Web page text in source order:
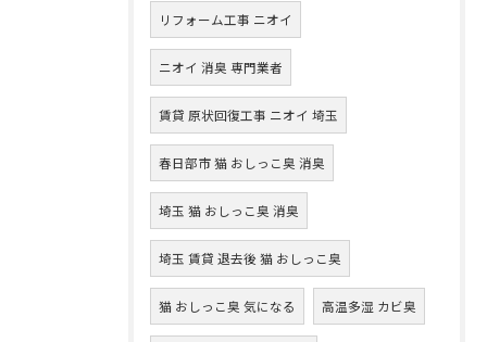
リフォーム工事 ニオイ
ニオイ 消臭 専門業者
賃貸 原状回復工事 ニオイ 埼玉
春日部市 猫 おしっこ臭 消臭
埼玉 猫 おしっこ臭 消臭
埼玉 賃貸 退去後 猫 おしっこ臭
猫 おしっこ臭 気になる 高温多湿 カビ臭